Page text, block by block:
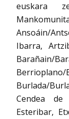
euskara
Ansoáin/
Ibarra,
Burlada/
Cendea de
Esteribar,